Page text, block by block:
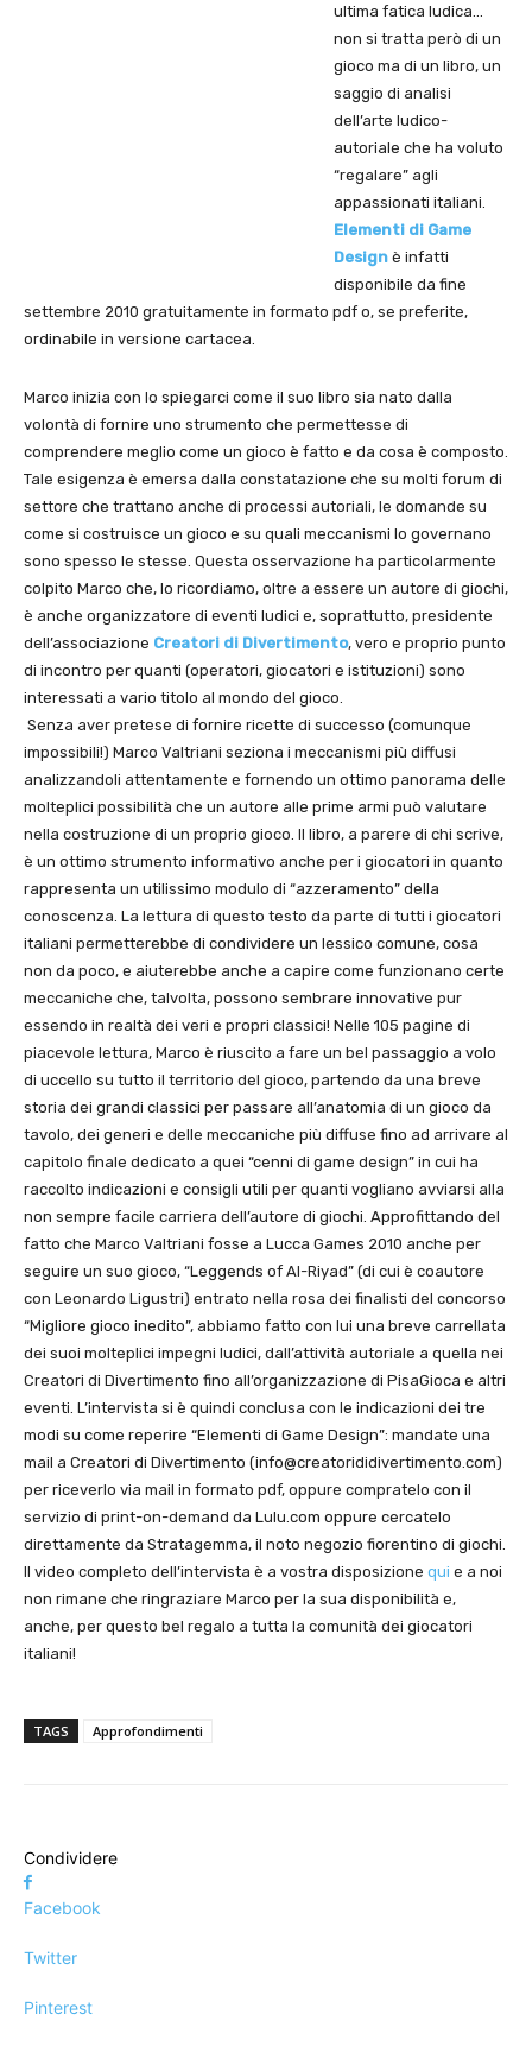
ultima fatica ludica…
non si tratta però di un
gioco ma di un libro, un
saggio di analisi
dell’arte ludico-
autoriale che ha voluto
“regalare” agli
appassionati italiani.
Elementi di Game
Design è infatti
disponibile da fine
settembre 2010 gratuitamente in formato pdf o, se preferite,
ordinabile in versione cartacea.
Marco inizia con lo spiegarci come il suo libro sia nato dalla
volontà di fornire uno strumento che permettesse di
comprendere meglio come un gioco è fatto e da cosa è composto.
Tale esigenza è emersa dalla constatazione che su molti forum di
settore che trattano anche di processi autoriali, le domande su
come si costruisce un gioco e su quali meccanismi lo governano
sono spesso le stesse. Questa osservazione ha particolarmente
colpito Marco che, lo ricordiamo, oltre a essere un autore di giochi,
è anche organizzatore di eventi ludici e, soprattutto, presidente
dell’associazione Creatori di Divertimento, vero e proprio punto
di incontro per quanti (operatori, giocatori e istituzioni) sono
interessati a vario titolo al mondo del gioco.
Senza aver pretese di fornire ricette di successo (comunque
impossibili!) Marco Valtriani seziona i meccanismi più diffusi
analizzandoli attentamente e fornendo un ottimo panorama delle
molteplici possibilità che un autore alle prime armi può valutare
nella costruzione di un proprio gioco. Il libro, a parere di chi scrive,
è un ottimo strumento informativo anche per i giocatori in quanto
rappresenta un utilissimo modulo di “azzeramento” della
conoscenza. La lettura di questo testo da parte di tutti i giocatori
italiani permetterebbe di condividere un lessico comune, cosa
non da poco, e aiuterebbe anche a capire come funzionano certe
meccaniche che, talvolta, possono sembrare innovative pur
essendo in realtà dei veri e propri classici! Nelle 105 pagine di
piacevole lettura, Marco è riuscito a fare un bel passaggio a volo
di uccello su tutto il territorio del gioco, partendo da una breve
storia dei grandi classici per passare all’anatomia di un gioco da
tavolo, dei generi e delle meccaniche più diffuse fino ad arrivare al
capitolo finale dedicato a quei “cenni di game design” in cui ha
raccolto indicazioni e consigli utili per quanti vogliano avviarsi alla
non sempre facile carriera dell’autore di giochi. Approfittando del
fatto che Marco Valtriani fosse a Lucca Games 2010 anche per
seguire un suo gioco, “Leggends of Al-Riyad” (di cui è coautore
con Leonardo Ligustri) entrato nella rosa dei finalisti del concorso
“Migliore gioco inedito”, abbiamo fatto con lui una breve carrellata
dei suoi molteplici impegni ludici, dall’attività autoriale a quella nei
Creatori di Divertimento fino all’organizzazione di PisaGioca e altri
eventi. L’intervista si è quindi conclusa con le indicazioni dei tre
modi su come reperire “Elementi di Game Design”: mandate una
mail a Creatori di Divertimento (info@creatorididivertimento.com)
per riceverlo via mail in formato pdf, oppure compratelo con il
servizio di print-on-demand da Lulu.com oppure cercatelo
direttamente da Stratagemma, il noto negozio fiorentino di giochi.
Il video completo dell’intervista è a vostra disposizione qui e a noi
non rimane che ringraziare Marco per la sua disponibilità e,
anche, per questo bel regalo a tutta la comunità dei giocatori
italiani!
TAGS Approfondimenti
Condividere
Facebook
Twitter
Pinterest